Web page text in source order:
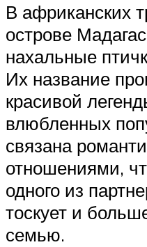
В африканских
острове
нахальные
Их название
красивой
влюбленных
связана
отношениями,
одного из
тоскует и
семью.